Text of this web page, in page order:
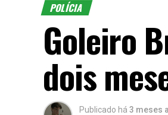
POLÍCIA
Goleiro
dois
Publicado há 3 meses